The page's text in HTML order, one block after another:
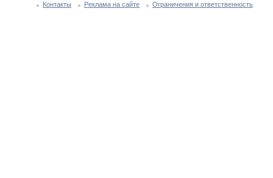
Контакты
Реклама на сайте Ограничения и ответственность